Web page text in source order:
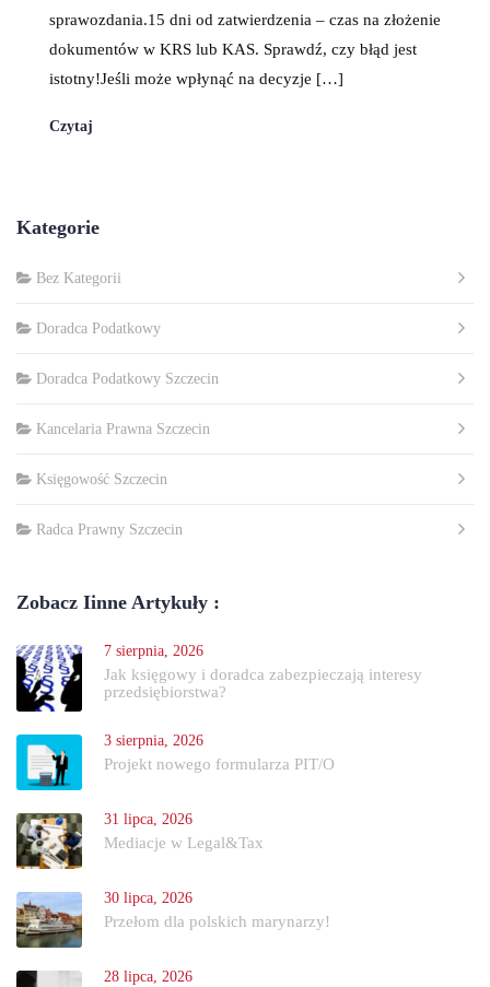
sprawozdania.15 dni od zatwierdzenia – czas na złożenie
dokumentów w KRS lub KAS. Sprawdź, czy błąd jest
istotny!Jeśli może wpłynąć na decyzje […]
Czytaj
Kategorie
Bez Kategorii
Doradca Podatkowy
Doradca Podatkowy Szczecin
Kancelaria Prawna Szczecin
Księgowość Szczecin
Radca Prawny Szczecin
Zobacz Iinne Artykuły :
7 sierpnia, 2026
Jak księgowy i doradca zabezpieczają interesy
przedsiębiorstwa?
3 sierpnia, 2026
Projekt nowego formularza PIT/O
31 lipca, 2026
Mediacje w Legal&Tax
30 lipca, 2026
Przełom dla polskich marynarzy!
28 lipca, 2026